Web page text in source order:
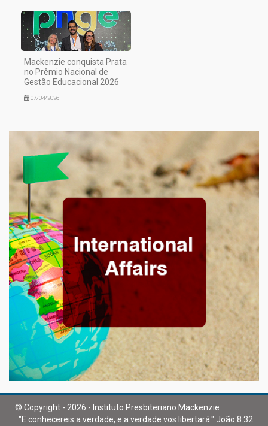
Mackenzie conquista Prata
no Prêmio Nacional de
Gestão Educacional 2026
07/04/2026
© Copyright - 2026 - Instituto Presbiteriano Mackenzie
"E conhecereis a verdade, e a verdade vos libertará." João 8:32